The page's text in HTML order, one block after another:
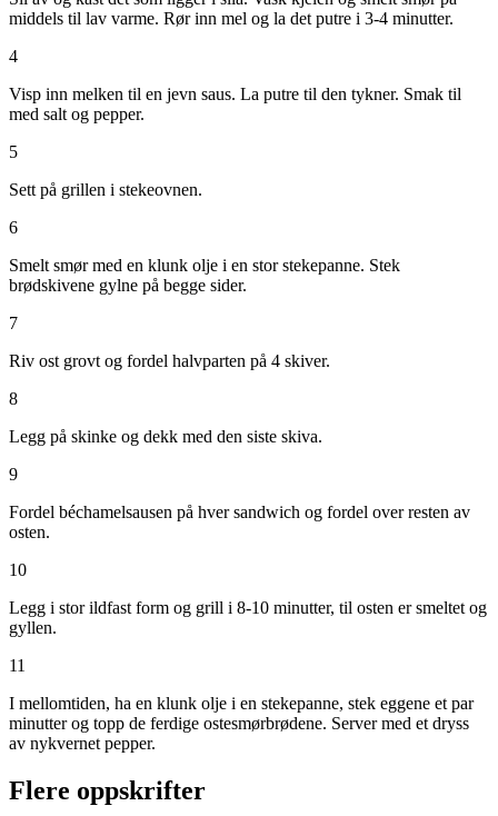
middels til lav varme. Rør inn mel og la det putre i 3-4 minutter.
4
Visp inn melken til en jevn saus. La putre til den tykner. Smak til
med salt og pepper.
5
Sett på grillen i stekeovnen.
6
Smelt smør med en klunk olje i en stor stekepanne. Stek
brødskivene gylne på begge sider.
7
Riv ost grovt og fordel halvparten på 4 skiver.
8
Legg på skinke og dekk med den siste skiva.
9
Fordel béchamelsausen på hver sandwich og fordel over resten av
osten.
10
Legg i stor ildfast form og grill i 8-10 minutter, til osten er smeltet og
gyllen.
11
I mellomtiden, ha en klunk olje i en stekepanne, stek eggene et par
minutter og topp de ferdige ostesmørbrødene. Server med et dryss
av nykvernet pepper.
Flere oppskrifter